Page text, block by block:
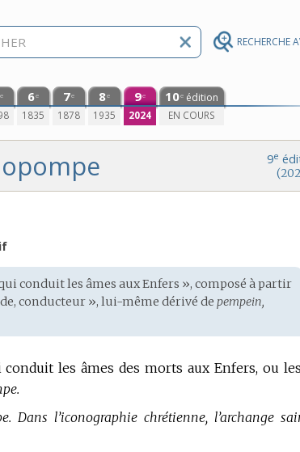
RECHERCHE
e 6e
1835
7e
1878
8e
1935
9e
2024
10e édition
EN COURS
9e
conduit les âmes aux Enfers », composé à partir
conducteur », lui-même dérivé depempein,
conduit les âmes des morts aux Enfers, ou
Dans l’iconographie chrétienne, l’archange